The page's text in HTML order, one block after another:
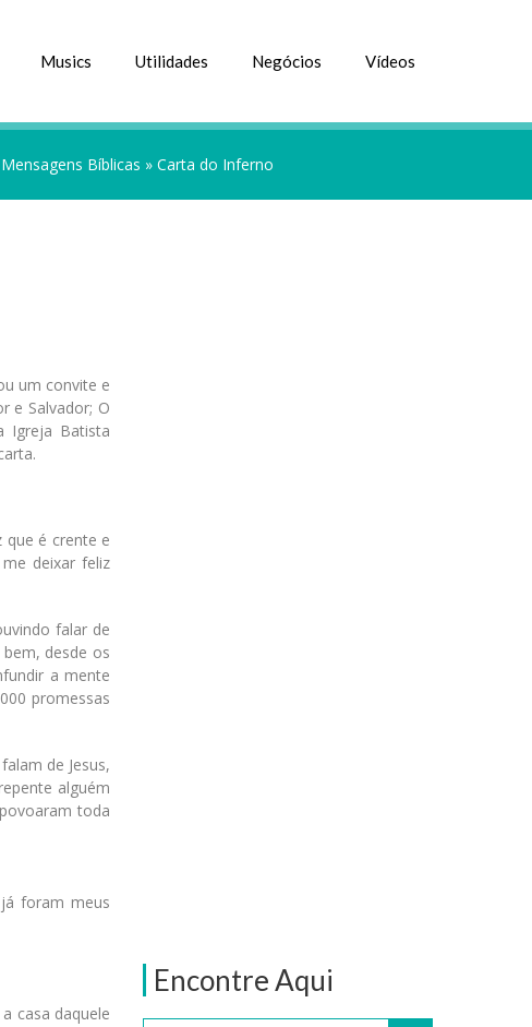
Musics Utilidades Negócios Vídeos
Mensagens Bíblicas » Carta do Inferno
Encontre Aqui
um convite e
e Salvador; O
Igreja Batista
que é crente e
deixar feliz
falar de
desde os
a mente
promessas
de Jesus,
alguém
toda
foram meus
casa daquele